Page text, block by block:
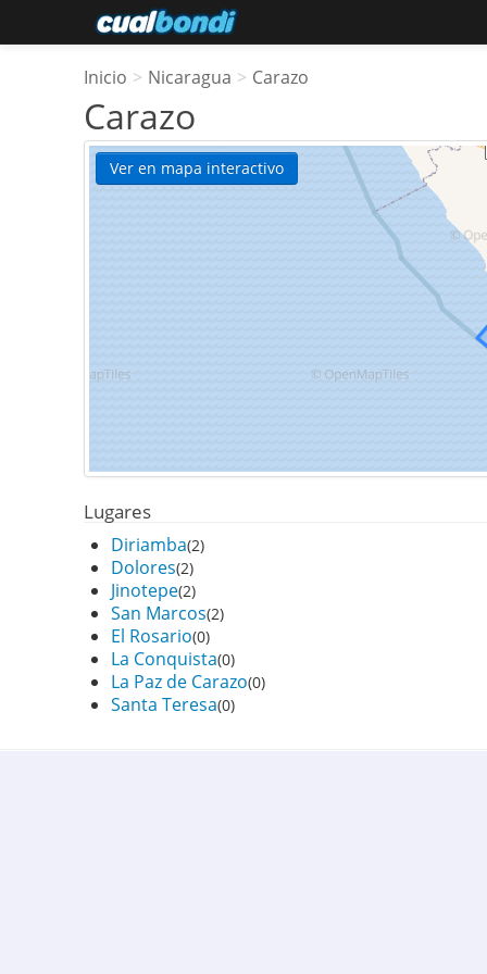
Inicio > Nicaragua > Carazo
Carazo
Ver en mapa interactivo
Lugares
Diriamba(2)
Dolores(2)
Jinotepe(2)
San Marcos(2)
El Rosario(0)
La Conquista(0)
La Paz de Carazo(0)
Santa Teresa(0)